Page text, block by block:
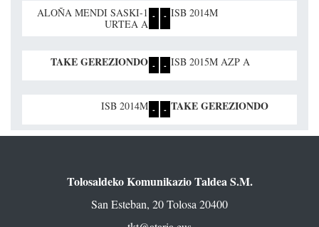
ALOÑA MENDI SASKI-1
URTEA A
- - ISB 2014M
TAKE GEREZIONDO - - ISB 2015M AZP A
ISB 2014M - - TAKE GEREZIONDO
Tolosaldeko Komunikazio Taldea S.M.
San Esteban, 20 Tolosa 20400